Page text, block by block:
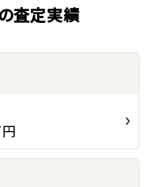
査定実績